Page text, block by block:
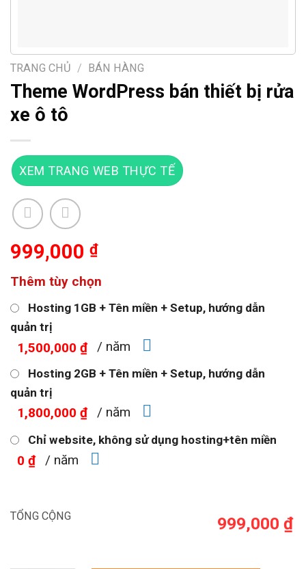
TRANG CHỦ / BÁN HÀNG
Theme WordPress bán thiết bị rửa
xe ô tô
XEM TRANG WEB THỰC TẾ
999,000 ₫
Thêm tùy chọn
Hosting 1GB + Tên miền + Setup, hướng dẫn
quản trị
1,500,000 ₫ / năm
Hosting 2GB + Tên miền + Setup, hướng dẫn
quản trị
1,800,000 ₫ / năm
Chỉ website, không sử dụng hosting+tên miền
0 ₫ / năm
TỔNG CỘNG 999,000 ₫